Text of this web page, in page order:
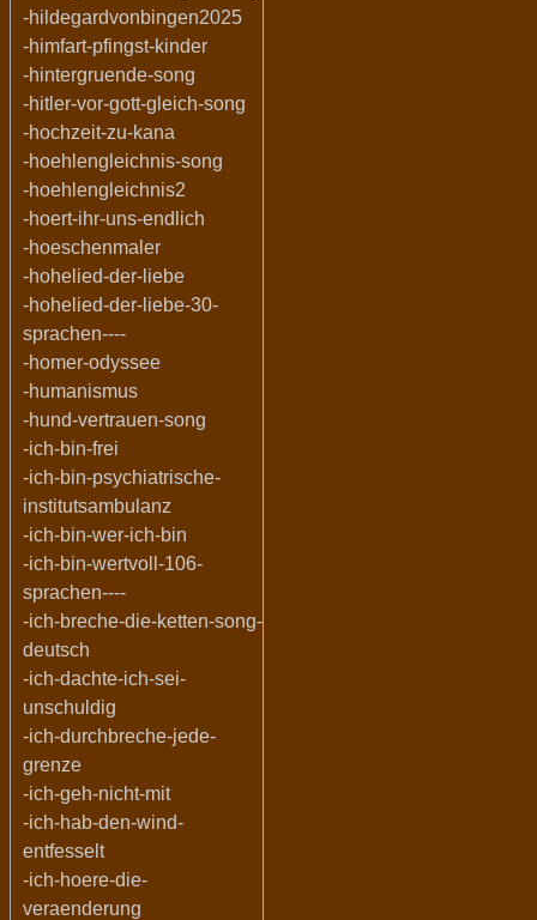
-hildegardvonbingen2025
-himfart-pfingst-kinder
-hintergruende-song
-hitler-vor-gott-gleich-song
-hochzeit-zu-kana
-hoehlengleichnis-song
-hoehlengleichnis2
-hoert-ihr-uns-endlich
-hoeschenmaler
-hohelied-der-liebe
-hohelied-der-liebe-30-
sprachen----
-homer-odyssee
-humanismus
-hund-vertrauen-song
-ich-bin-frei
-ich-bin-psychiatrische-
institutsambulanz
-ich-bin-wer-ich-bin
-ich-bin-wertvoll-106-
sprachen----
-ich-breche-die-ketten-song-
deutsch
-ich-dachte-ich-sei-
unschuldig
-ich-durchbreche-jede-
grenze
-ich-geh-nicht-mit
-ich-hab-den-wind-
entfesselt
-ich-hoere-die-
veraenderung